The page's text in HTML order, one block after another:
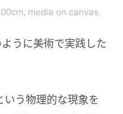
media on canvas.
うに美術で実践した
いう物理的な現象を